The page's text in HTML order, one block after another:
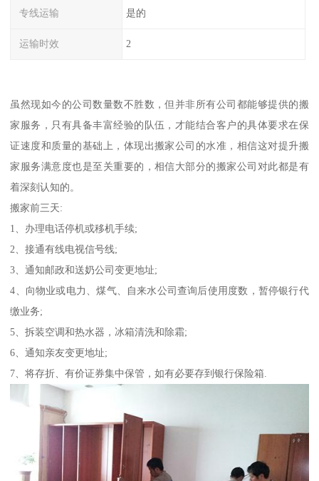
专线运输 是的
运输时效 2
虽然现如今的公司数量数不胜数，但并非所有公司都能够提供的搬
家服务，只有具备丰富经验的队伍，才能结合客户的具体要求在保
证速度和质量的基础上，体现出搬家公司的水准，相信这对提升搬
家服务满意度也是至关重要的，相信大部分的搬家公司对此都是有
着深刻认知的。
搬家前三天:
1、办理电话停机或移机手续;
2、接通有线电视信号线;
3、通知邮政和送奶公司变更地址;
4、向物业或电力、煤气、自来水公司查询后使用度数，暂停银行代
缴业务;
5、拆装空调和热水器，冰箱清洗和除霜;
6、通知亲友变更地址;
7、将存折、有价证券集中保管，如有必要存到银行保险箱.